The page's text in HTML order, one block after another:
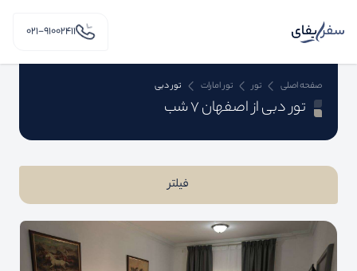
۰۲۱-91002411
صفحه اصلی تور تور امارات تور دبی
تور دبی از اصفهان 7 شب
فیلتر